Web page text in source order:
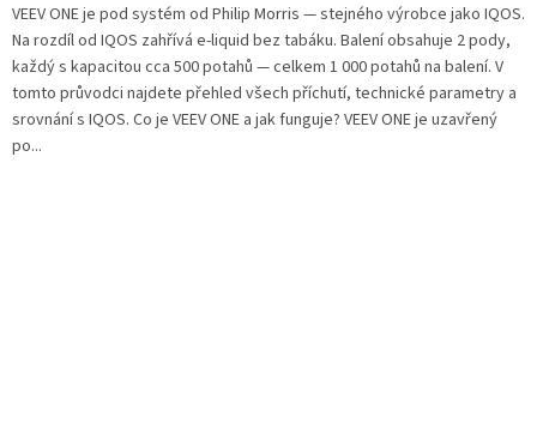
VEEV ONE je pod systém od Philip Morris — stejného výrobce jako IQOS.
Na rozdíl od IQOS zahřívá e-liquid bez tabáku. Balení obsahuje 2 pody,
každý s kapacitou cca 500 potahů — celkem 1 000 potahů na balení. V
tomto průvodci najdete přehled všech příchutí, technické parametry a
srovnání s IQOS. Co je VEEV ONE a jak funguje? VEEV ONE je uzavřený
po...